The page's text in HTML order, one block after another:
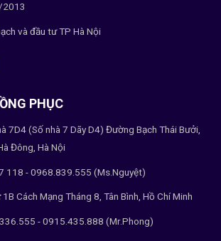
2013
và đầu tư TP Hà Nội
PHỤC
7D4 (Số nhà 7 Dãy D4) Đường Bạch Thái Bưởi,
Đông, Hà Nội
118 - 0968.839.555 (Ms.Nguyệt)
1B Cách Mạng Tháng 8, Tân Bình, Hồ Chí Minh
- 0915.435.888 (Mr.Phong)